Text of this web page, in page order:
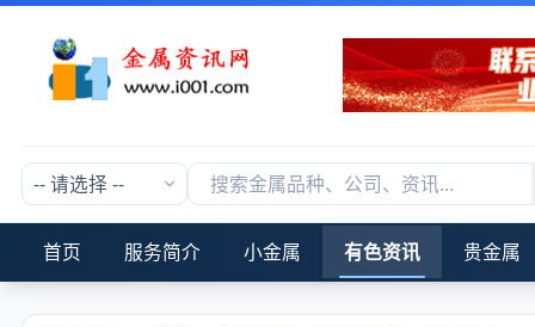
首页 服务简介 小金属 有色资讯 贵金属